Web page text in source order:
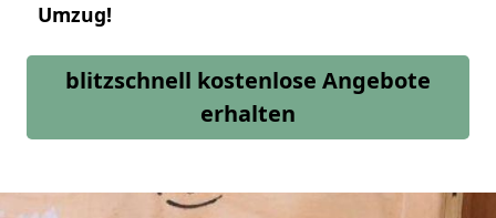
Umzug!
blitzschnell kostenlose Angebote
erhalten